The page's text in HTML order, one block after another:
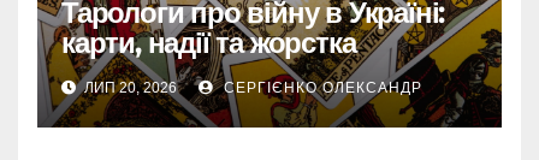
Тарологи про війну в Україні:
карти, надії та жорстка
реальність 2026
ЛИП 20, 2026 СЕРГІЄНКО ОЛЕКСАНДР